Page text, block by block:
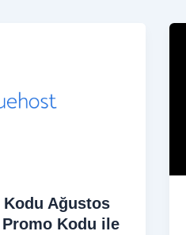
Ağustos
Kodu ile